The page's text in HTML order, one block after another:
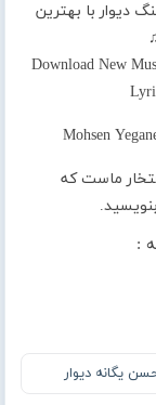
دیوار با بهترین
Download New
ماست که
:
یگانه دیوار